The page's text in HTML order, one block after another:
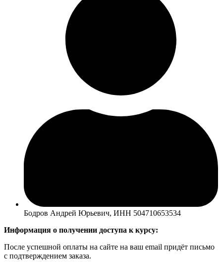
Бодров Андрей Юрьевич, ИНН 504710653534
Информация о получении доступа к курсу:
После успешной оплаты на сайте на ваш email придёт письмо
с подтверждением заказа.